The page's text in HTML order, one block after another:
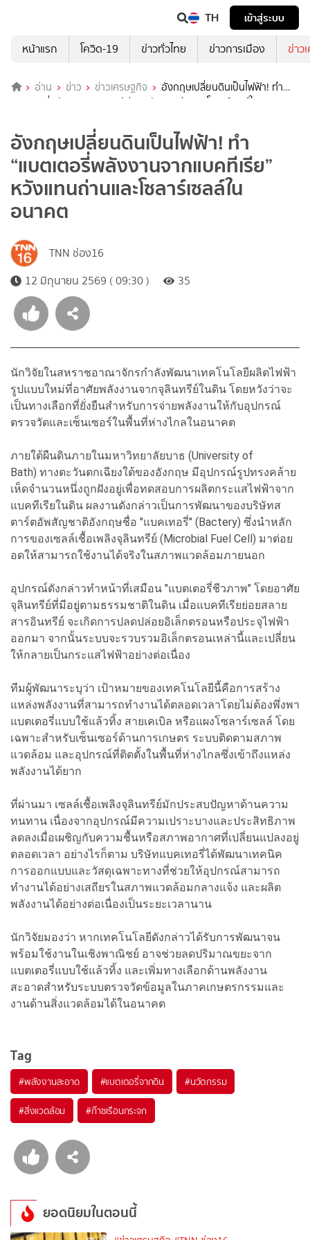
TH
เข้าสู่ระบบ
หน้าแรก
โควิด-19 ข่าวทั่วไทย ข่าวการเมือง ข่าว
อ่าน ข่าว ข่าวเศรษฐกิจ
อังกฤษเปลี่ยนดินเป็นไฟฟ้า! ทำ
“แบตเตอรี่พลังงานจากแบคทีเรีย” หวังแทนถ่านและโซลาร์เซลล์ในอนาคต
อังกฤษเปลี่ยนดินเป็นไฟฟ้า! ทำ
“แบตเตอรี่พลังงานจากแบคทีเรีย”
หวังแทนถ่านและโซลาร์เซลล์ใน
อนาคต
TNN ช่อง16
12 มิถุนายน 2569 ( 09:30 )
35
นักวิจัยในสหราชอาณาจักรกำลังพัฒนาเทคโนโลยีผลิตไฟฟ้า
รูปแบบใหม่ที่อาศัยพลังงานจากจุลินทรีย์ในดิน โดยหวังว่าจะ
เป็นทางเลือกที่ยั่งยืนสำหรับการจ่ายพลังงานให้กับอุปกรณ์
ตรวจวัดและเซ็นเซอร์ในพื้นที่ห่างไกลในอนาคต
ภายใต้ผืนดินภายในมหาวิทยาลัยบาธ (University of
Bath) ทางตะวันตกเฉียงใต้ของอังกฤษ มีอุปกรณ์รูปทรงคล้าย
เห็ดจำนวนหนึ่งถูกฝังอยู่เพื่อทดสอบการผลิตกระแสไฟฟ้าจาก
แบคทีเรียในดิน ผลงานดังกล่าวเป็นการพัฒนาของบริษัทส
ตาร์ตอัพสัญชาติอังกฤษชื่อ "แบคเทอรี่" (Bactery) ซึ่งนำหลัก
การของเซลล์เชื้อเพลิงจุลินทรีย์ (Microbial Fuel Cell) มาต่อย
อดให้สามารถใช้งานได้จริงในสภาพแวดล้อมภายนอก
อุปกรณ์ดังกล่าวทำหน้าที่เสมือน "แบตเตอรี่ชีวภาพ" โดยอาศัย
จุลินทรีย์ที่มีอยู่ตามธรรมชาติในดิน เมื่อแบคทีเรียย่อยสลาย
สารอินทรีย์ จะเกิดการปลดปล่อยอิเล็กตรอนหรือประจุไฟฟ้า
ออกมา จากนั้นระบบจะรวบรวมอิเล็กตรอนเหล่านี้และเปลี่ยน
ให้กลายเป็นกระแสไฟฟ้าอย่างต่อเนื่อง
ทีมผู้พัฒนาระบุว่า เป้าหมายของเทคโนโลยีนี้คือการสร้าง
แหล่งพลังงานที่สามารถทำงานได้ตลอดเวลาโดยไม่ต้องพึ่งพา
แบตเตอรี่แบบใช้แล้วทิ้ง สายเคเบิล หรือแผงโซลาร์เซลล์ โดย
เฉพาะสำหรับเซ็นเซอร์ด้านการเกษตร ระบบติดตามสภาพ
แวดล้อม และอุปกรณ์ที่ติดตั้งในพื้นที่ห่างไกลซึ่งเข้าถึงแหล่ง
พลังงานได้ยาก
ที่ผ่านมา เซลล์เชื้อเพลิงจุลินทรีย์มักประสบปัญหาด้านความ
ทนทาน เนื่องจากอุปกรณ์มีความเปราะบางและประสิทธิภาพ
ลดลงเมื่อเผชิญกับความชื้นหรือสภาพอากาศที่เปลี่ยนแปลงอยู่
ตลอดเวลา อย่างไรก็ตาม บริษัทแบคเทอรี่ได้พัฒนาเทคนิค
การออกแบบและวัสดุเฉพาะทางที่ช่วยให้อุปกรณ์สามารถ
ทำงานได้อย่างเสถียรในสภาพแวดล้อมกลางแจ้ง และผลิต
พลังงานได้อย่างต่อเนื่องเป็นระยะเวลานาน
นักวิจัยมองว่า หากเทคโนโลยีดังกล่าวได้รับการพัฒนาจน
พร้อมใช้งานในเชิงพาณิชย์ อาจช่วยลดปริมาณขยะจาก
แบตเตอรี่แบบใช้แล้วทิ้ง และเพิ่มทางเลือกด้านพลังงาน
สะอาดสำหรับระบบตรวจวัดข้อมูลในภาคเกษตรกรรมและ
งานด้านสิ่งแวดล้อมได้ในอนาคต
Tag
#พลังงานสะอาด #แบตเตอรี่จากดิน #นวัตกรรม
#สิ่งแวดล้อม #ก๊าซเรือนกระจก
ยอดนิยมในตอนนี้